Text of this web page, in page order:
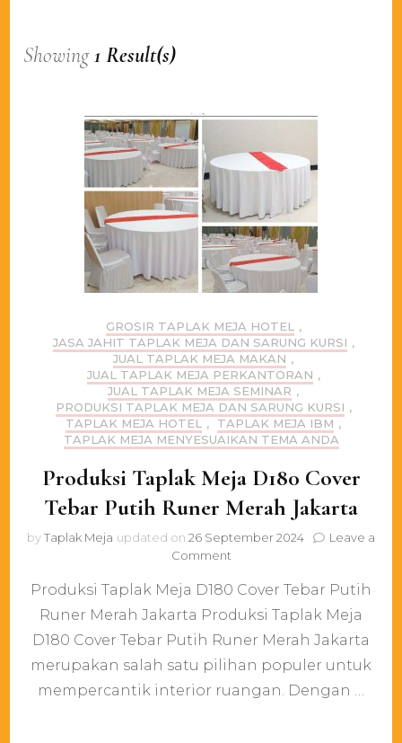
Showing1 Result(s)
GROSIR TAPLAK MEJA HOTEL
,
JASA JAHIT TAPLAK MEJA DAN SARUNG KURSI ,
JUAL TAPLAK MEJA MAKAN ,
JUAL TAPLAK MEJA PERKANTORAN ,
JUAL TAPLAK MEJA SEMINAR ,
PRODUKSI TAPLAK MEJA DAN SARUNG KURSI ,
TAPLAK MEJA HOTEL
, TAPLAK MEJA IBM ,
TAPLAK MEJA MENYESUAIKAN TEMA ANDA
Produksi Taplak Meja D180 Cover
Tebar Putih Runer Merah Jakarta
byTaplak Meja updated on 26 September 2024
Leave a
Commenton
Taplak
Meja
Cover
Tebar
Runer
Produksi Taplak Meja D180 Cover Tebar Putih
Runer Merah Jakarta Produksi Taplak Meja
D180 Cover Tebar Putih Runer Merah Jakarta
merupakan salah satu pilihan populer untuk
mempercantik interior ruangan. Dengan …